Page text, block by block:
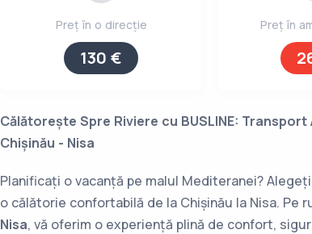
Preț în o direcție
130 €
Preț în
Călătorește Spre Riviere cu BUSLINE:
Chișinău - Nisa
Planificați o vacanță pe malul Mediteranei? Alegeți
o călătorie confortabilă de la Chișinău la Nisa. Pe
Nisa, vă oferim o experiență plină de confort,